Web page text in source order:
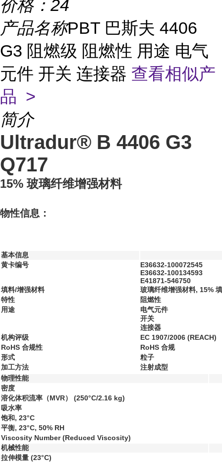
价格： 24
产品名称PBT 巴斯夫 4406
G3 阻燃级 阻燃性 用途 电气
元件 开关 连接器 查看相似产
品 >
简介
Ultradur® B 4406 G3
Q717
15% 玻璃纤维增强材料
物性信息：
基本信息
黄卡编号
E36632-100072545
E36632-100134593
E41871-546750
填料/增强材料
玻璃纤维增强材料, 15%
特性
阻燃性
用途
电气元件
开关
连接器
机构评级
EC 1907/2006 (REACH)
RoHS 合规性
RoHS 合规
形式
粒子
加工方法
注射成型
物理性能
密度
溶化体积流率（MVR） (250°C/2.16 kg)
吸水率
饱和, 23°C
平衡, 23°C, 50% RH
Viscosity Number (Reduced Viscosity)
机械性能
拉伸模量 (23°C)